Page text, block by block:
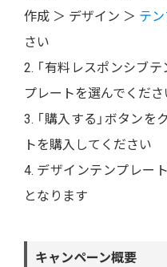
作成 ＞ デザイン ＞ テ
さい
2. 「有料レスポンシブテ
プレートを選んでくださ
3. 「購入する」ボタンを
トを購入してください
4. デザインテンプレー
となります
キャンペーン概要